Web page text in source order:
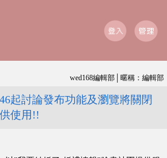
wed168編輯部│暱稱：編輯部
起討論發布功能及瀏覽將關閉
使用!!